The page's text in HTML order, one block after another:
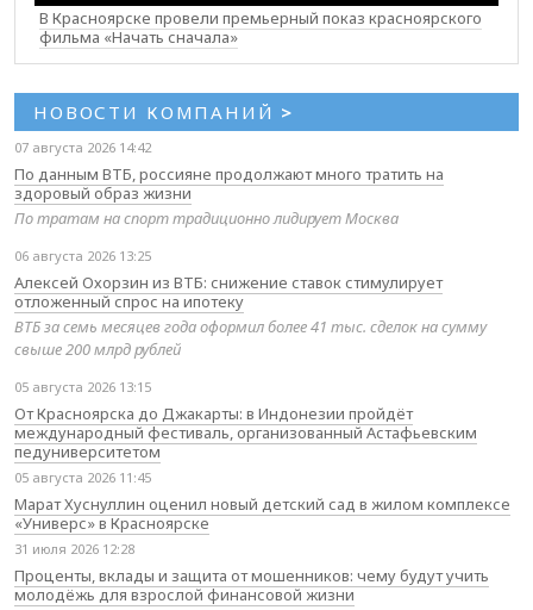
В Красноярске провели премьерный показ красноярского
фильма «Начать сначала»
НОВОСТИ КОМПАНИЙ >
07 августа 2026 14:42
По данным ВТБ, россияне продолжают много тратить на
здоровый образ жизни
По тратам на спорт традиционно лидирует Москва
06 августа 2026 13:25
Алексей Охорзин из ВТБ: снижение ставок стимулирует
отложенный спрос на ипотеку
ВТБ за семь месяцев года оформил более 41 тыс. сделок на сумму
свыше 200 млрд рублей
05 августа 2026 13:15
От Красноярска до Джакарты: в Индонезии пройдёт
международный фестиваль, организованный Астафьевским
педуниверситетом
05 августа 2026 11:45
Марат Хуснуллин оценил новый детский сад в жилом комплексе
«Универс» в Красноярске
31 июля 2026 12:28
Проценты, вклады и защита от мошенников: чему будут учить
молодёжь для взрослой финансовой жизни